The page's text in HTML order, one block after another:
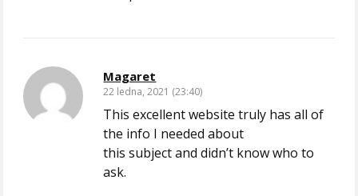
Magaret
22 ledna, 2021 (23:40)
This excellent website truly has all of
the info I needed about
this subject and didn’t know who to
ask.